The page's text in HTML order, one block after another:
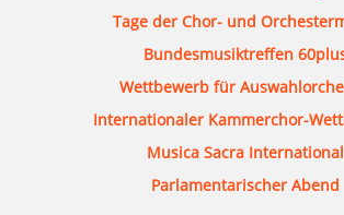
Tage der Chor- und
Bundesmusiktreffen
Wettbewerb für
Internationaler Kammerchor-
Musica Sacra International
Parlamentarischer Abend